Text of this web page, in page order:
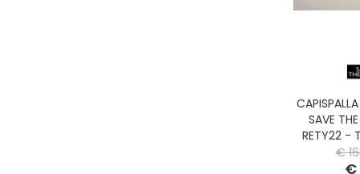
SAVE
RETY22 -
€
€